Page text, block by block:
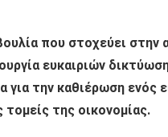
που στοχεύει
ευκαιριών
την καθιέρωση ενός
της οικονομίας.